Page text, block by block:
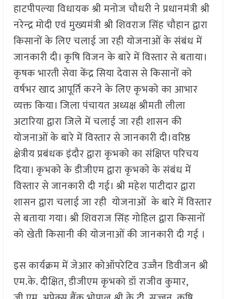
हाटपीपल्‍या विधायक श्री मनोज चौधरी ने प्रधानमंत्री श्री
नरेन्‍द्र मोदी एवं मुख्यमंत्री श्री शिवराज सिंह चौहान द्वारा
किसानों के लिए चलाई जा रही योजनाओं के संबंध में
जानकारी दी। कृषि विजन के बारे में विस्तार से बताया।
कृषक भारती सेवा केंद्र सिया देवास से किसानों को
वर्षभर खाद आपूर्ति करने के लिए कृभको का आभार
व्यक्त किया। जिला पंचायत अध्यक्ष श्रीमती लीला
अटारिया द्वारा जिले में चलाई जा रही शासन की
योजनाओं के बारे में विस्तार से जानकारी दी।वरिष्ठ
क्षेत्रीय प्रबंधक इंदौर द्वारा कृभको का संक्षिप्त परिचय
दिया। कृभको के डीजीएम द्वारा कृभको के संबंध में
विस्तार से जानकारी दी गई। श्री महेश पाटीदार द्वारा
शासन द्वारा चलाई जा रही योजनाओं के बारे में विस्तार
से बताया गया। श्री शिवराज सिंह गोहिल द्वारा किसानों
को खेती किसानी की योजनाओं की जानकारी दी गई ।
इस कार्यक्रम में जेआर कोऑपरेटिव उज्जैन डिवीजन श्री
एम.के. दीक्षित, डीजीएम कृभको डॉ राजीव कुमार,